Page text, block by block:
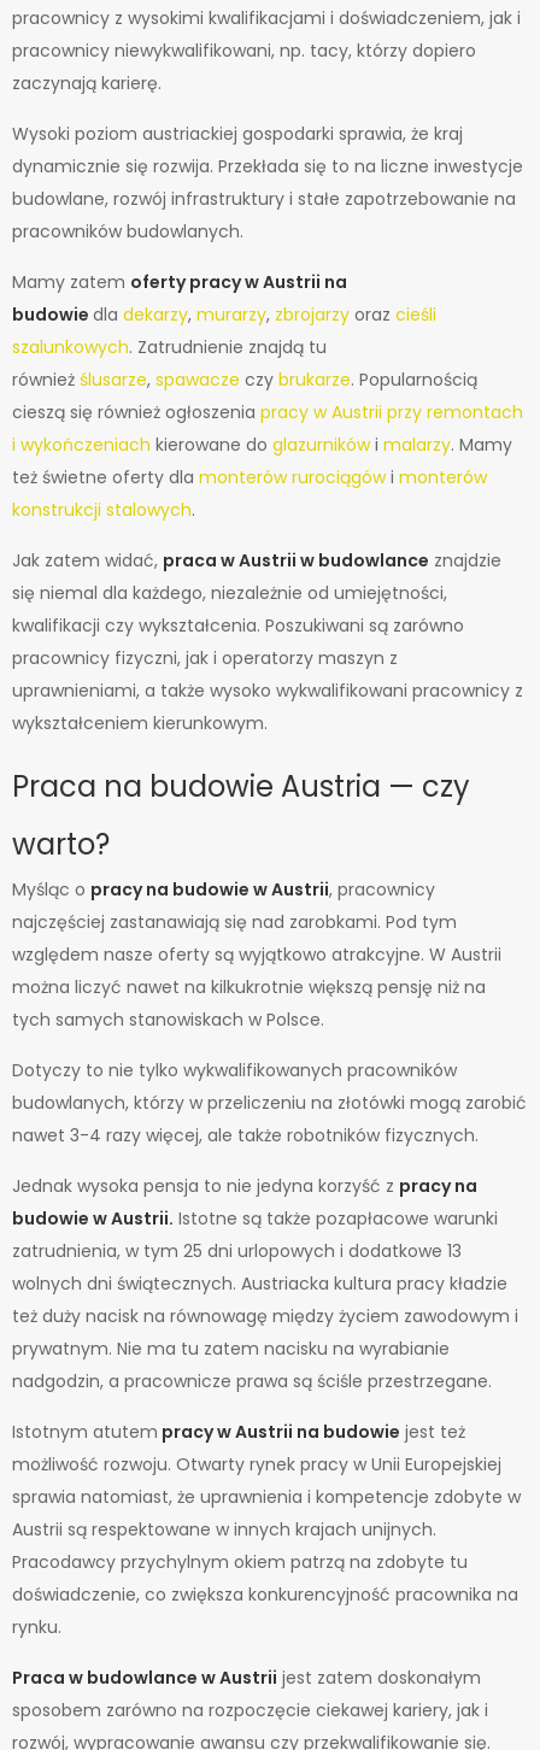
pracownicy z wysokimi kwalifikacjami i doświadczeniem, jak i
pracownicy niewykwalifikowani, np. tacy, którzy dopiero
zaczynają karierę.
Wysoki poziom austriackiej gospodarki sprawia, że kraj
dynamicznie się rozwija. Przekłada się to na liczne inwestycje
budowlane, rozwój infrastruktury i stałe zapotrzebowanie na
pracowników budowlanych.
Mamy zatem oferty pracy w Austrii na
budowie dla dekarzy, murarzy, zbrojarzy oraz cieśli
szalunkowych. Zatrudnienie znajdą tu
również ślusarze, spawacze czy brukarze. Popularnością
cieszą się również ogłoszenia pracy w Austrii przy remontach
i wykończeniach kierowane do glazurnikówi malarzy. Mamy
też świetne oferty dla monterów rurociągówi monterów
konstrukcji stalowych.
Jak zatem widać, praca w Austrii w budowlance znajdzie
się niemal dla każdego, niezależnie od umiejętności,
kwalifikacji czy wykształcenia. Poszukiwani są zarówno
pracownicy fizyczni, jak i operatorzy maszyn z
uprawnieniami, a także wysoko wykwalifikowani pracownicy z
wykształceniem kierunkowym.
Praca na budowie Austria — czy
warto?
Myśląc o pracy na budowie w Austrii, pracownicy
najczęściej zastanawiają się nad zarobkami. Pod tym
względem nasze oferty są wyjątkowo atrakcyjne. W Austrii
można liczyć nawet na kilkukrotnie większą pensję niż na
tych samych stanowiskach w Polsce.
Dotyczy to nie tylko wykwalifikowanych pracowników
budowlanych, którzy w przeliczeniu na złotówki mogą zarobić
nawet 3-4 razy więcej, ale także robotników fizycznych.
Jednak wysoka pensja to nie jedyna korzyść z pracy na
budowie w Austrii. Istotne są także pozapłacowe warunki
zatrudnienia, w tym 25 dni urlopowych i dodatkowe 13
wolnych dni świątecznych. Austriacka kultura pracy kładzie
też duży nacisk na równowagę między życiem zawodowym i
prywatnym. Nie ma tu zatem nacisku na wyrabianie
nadgodzin, a pracownicze prawa są ściśle przestrzegane.
Istotnym atutem pracy w Austrii na budowie jest też
możliwość rozwoju. Otwarty rynek pracy w Unii Europejskiej
sprawia natomiast, że uprawnienia i kompetencje zdobyte w
Austrii są respektowane w innych krajach unijnych.
Pracodawcy przychylnym okiem patrzą na zdobyte tu
doświadczenie, co zwiększa konkurencyjność pracownika na
rynku.
Praca w budowlance w Austrii jest zatem doskonałym
sposobem zarówno na rozpoczęcie ciekawej kariery, jak i
rozwój, wypracowanie awansu czy przekwalifikowanie się.